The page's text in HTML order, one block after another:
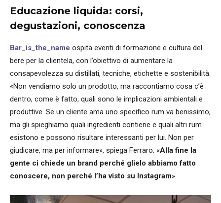
Educazione liquida: corsi,
degustazioni, conoscenza
Bar_is_the_name ospita eventi di formazione e cultura del
bere per la clientela, con l’obiettivo di aumentare la
consapevolezza su distillati, tecniche, etichette e sostenibilità.
«Non vendiamo solo un prodotto, ma raccontiamo cosa c’è
dentro, come è fatto, quali sono le implicazioni ambientali e
produttive. Se un cliente ama uno specifico rum va benissimo,
ma gli spieghiamo quali ingredienti contiene e quali altri rum
esistono e possono risultare interessanti per lui. Non per
giudicare, ma per informare», spiega Ferraro. «Alla fine la
gente ci chiede un brand perché glielo abbiamo fatto
conoscere, non perché l’ha visto su Instagram».